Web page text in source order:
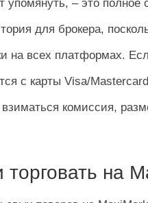
упомянуть, – это полное
для брокера,
на всех платформах.
с карты Visa/
комиссия,
торговать на